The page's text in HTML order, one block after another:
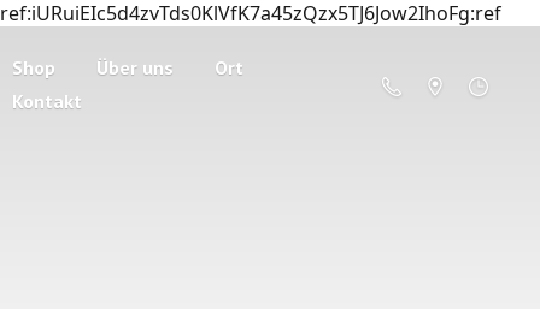
ref:iURuiEIc5d4zvTds0KlVfK7a45zQzx5TJ6Jow2IhoFg:ref
Shop Über uns
Ort
Kontakt